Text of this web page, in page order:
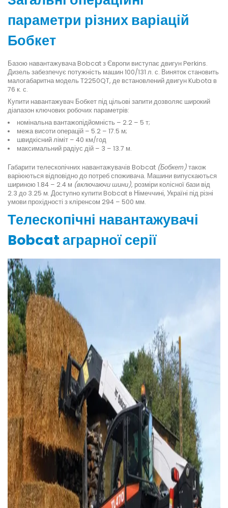
параметри різних варіацій
Бобкет
Базою навантажувача Bobcat з Європи виступає двигун Perkins.
Дизель забезпечує потужність машин 100/131 л. с. Виняток становить
малогабаритна модель T2250QT, де встановлений двигун Kubota в
76 к. с.
Купити навантажувач Бобкет під цільові запити дозволяє широкий
діапазон ключових робочих параметрів:
номінальна вантажопідйомність – 2.2 – 5 т;
межа висоти операцій – 5.2 – 17.5 м;
швидкісний ліміт – 40 км/год
максимальний радіус дій – 3 – 13.7 м.
Габарити телескопічних навантажувачів Bobcat (Бобкет)також
варіюються відповідно до потреб споживача. Машини випускаються
шириною 1.84 – 2.4 м (включаючи шини), розміри колісної бази від
2.3 до 3.25 м. Доступно купити Bobcat в Німеччині, Україні під різні
умови прохідності з кліренсом 294 – 500 мм.
Телескопічні навантажувачі
Bobcat аграрної серії